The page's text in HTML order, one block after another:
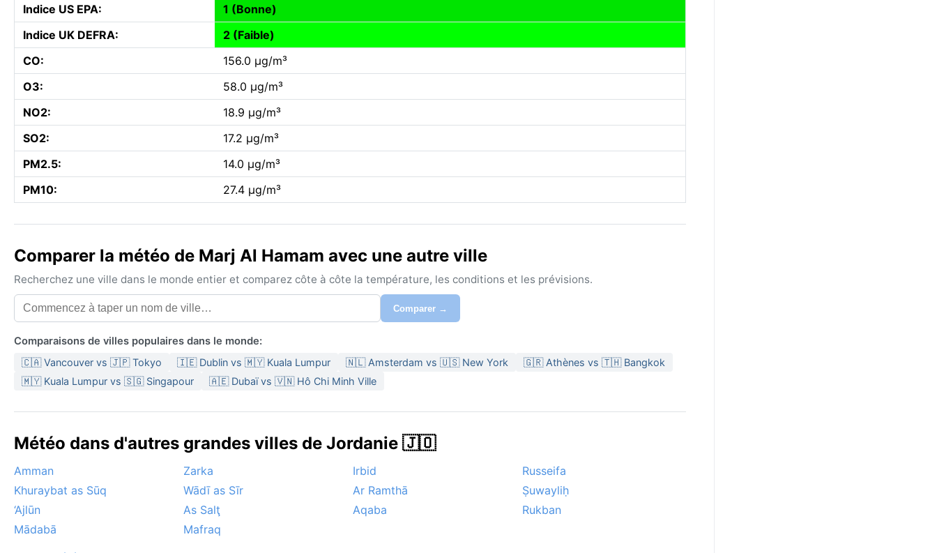
Indice US EPA:
1 (Bonne)
Indice UK DEFRA:
2 (Faible)
CO:
156.0 µg/m³
O3:
58.0 µg/m³
NO2:
18.9 µg/m³
SO2:
17.2 µg/m³
PM2.5:
14.0 µg/m³
PM10:
27.4 µg/m³
Comparer la météo de Marj Al Hamam avec une autre ville
Recherchez une ville dans le monde entier et comparez côte à côte la température, les conditions et les prévisions.
Comparer →
Comparaisons de villes populaires dans le monde:
🇨🇦 Vancouver vs 🇯🇵 Tokyo 🇮🇪 Dublin vs 🇲🇾 Kuala Lumpur 🇳🇱 Amsterdam vs 🇺🇸 New York
🇬🇷 Athènes vs 🇹🇭 Bangkok
🇲🇾 Kuala Lumpur vs 🇸🇬 Singapour
🇦🇪 Dubaï vs 🇻🇳 Hô Chi Minh Ville
Météo dans d'autres grandes villes de Jordanie 🇯🇴
Amman Zarka Irbid
Russeifa
Khuraybat as Sūq
Wādī as Sīr Ar Ramthā
Ṣuwayliḥ
‘Ajlūn
As Salţ Aqaba
Rukban
Mādabā
Mafraq